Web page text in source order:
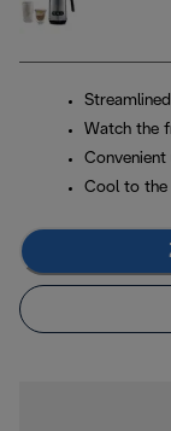
Watch the
Convenient
Cool to the